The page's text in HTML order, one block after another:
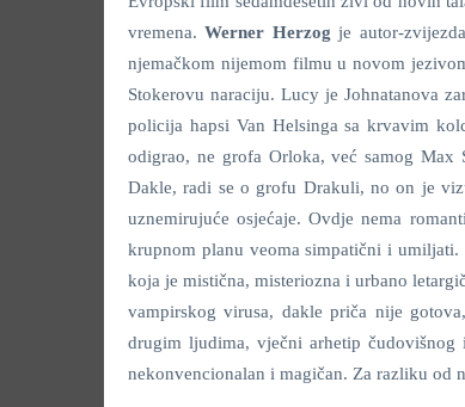
vremena.Werner Herzog je autor-
njemačkom nijemom filmu u novom
Stokerovu naraciju. Lucy je Johnatanova
policija hapsi Van Helsinga sa krvavim
odigrao, ne grofa Orloka, već samog
Dakle, radi se o grofu Drakuli, no on je
uznemirujuće osjećaje. Ovdje nema
krupnom planu veoma simpatični i
koja je mistična, misteriozna i urbano
vampirskog virusa, dakle priča nije
drugim ljudima, vječni arhetip
nekonvencionalan i magičan. Za razliku od